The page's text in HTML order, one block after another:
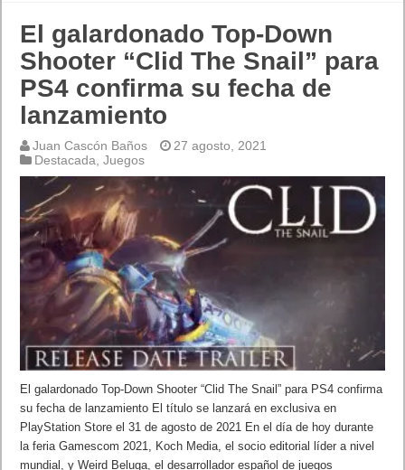
El galardonado Top-Down
Shooter “Clid The Snail” para
PS4 confirma su fecha de
lanzamiento
Juan Cascón Baños
27 agosto, 2021
Destacada ,Juegos
El galardonado Top-Down Shooter “Clid The Snail” para PS4 confirma
su fecha de lanzamiento El título se lanzará en exclusiva en
PlayStation Store el 31 de agosto de 2021 En el día de hoy durante
la feria Gamescom 2021, Koch Media, el socio editorial líder a nivel
mundial, y Weird Beluga, el desarrollador español de juegos